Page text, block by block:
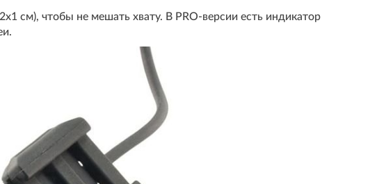
см), чтобы не мешать хвату. В PRO-версии есть индикатор